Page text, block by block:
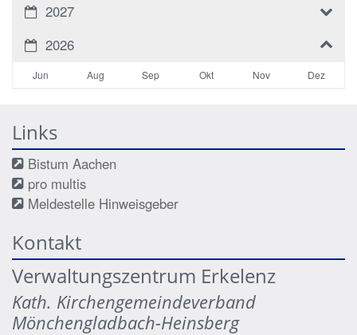
2027
2026
Jun Aug Sep Okt Nov Dez
Links
Bistum Aachen
pro multis
Meldestelle Hinweisgeber
Kontakt
Verwaltungszentrum Erkelenz
Kath. Kirchengemeindeverband
Mönchengladbach-Heinsberg